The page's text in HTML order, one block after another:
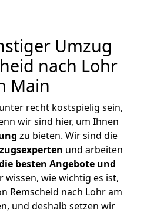
Umzug
nach Lohr
Main
recht kostspielig sein,
wir sind hier, um Ihnen
zu bieten. Wir sind die
und arbeiten
besten Angebote und
wissen, wie wichtig es ist,
Remscheid nach Lohr am
und deshalb setzen wir